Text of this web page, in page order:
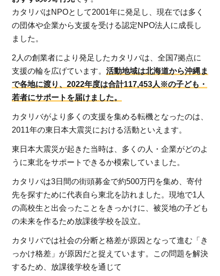
2
カタ
リバ
って
どん
な活
動を
して
団
体？
2.1
カタ
リバ
は10
代の
可能
広げ
るた
めの
カタリバはNPOとして2001年に発足し、現在では多く
の団体や企業から支援を受ける認定NPO法人に成長し
ました。
2人の創業者により発足したカタリバは、全国7拠点に
支援の輪を広げています。 活動地域は北海道から沖縄ま
で各地に渡り、2022年度は合計117,453人※の子ども・
若者にサポートを届けました。
カタリバがより多くの支援を集める転機となったのは、
2011年の東日本大震災における活動といえます。
東日本大震災が起きた当時は、多くの人・企業がどのよ
うに東北をサポートできるか模索していました。
カタリバは3日間の街頭募金で約500万円を集め、寄付
先を探すために代表自ら東北を訪れました。現地で1人
の高校生と出会ったことをきっかけに、被災地の子ども
の未来を作るため放課後学校を設立。
カタリバでは社会の分断と格差が原因となって進む「き
っかけ格差」が原因だと捉えています。この問題を解決
するため、放課後学校を通じて